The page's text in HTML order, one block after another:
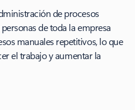
de procesos
de toda la empresa
manuales repetitivos, lo que
el trabajo y aumentar la